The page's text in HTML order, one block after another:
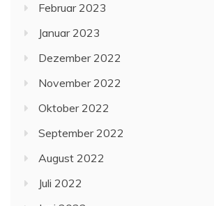
Februar 2023
Januar 2023
Dezember 2022
November 2022
Oktober 2022
September 2022
August 2022
Juli 2022